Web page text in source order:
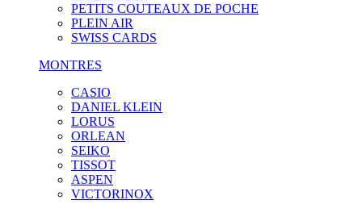
PETITS COUTEAUX DE POCHE
PLEIN AIR
SWISS CARDS
MONTRES
CASIO
DANIEL KLEIN
LORUS
ORLEAN
SEIKO
TISSOT
ASPEN
VICTORINOX